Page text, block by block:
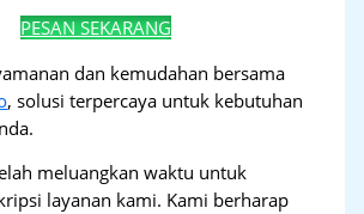
PESAN SEKARANG
dan kemudahan bersama
, solusi terpercaya untuk kebutuhan
meluangkan waktu untuk
layanan kami. Kami berharap